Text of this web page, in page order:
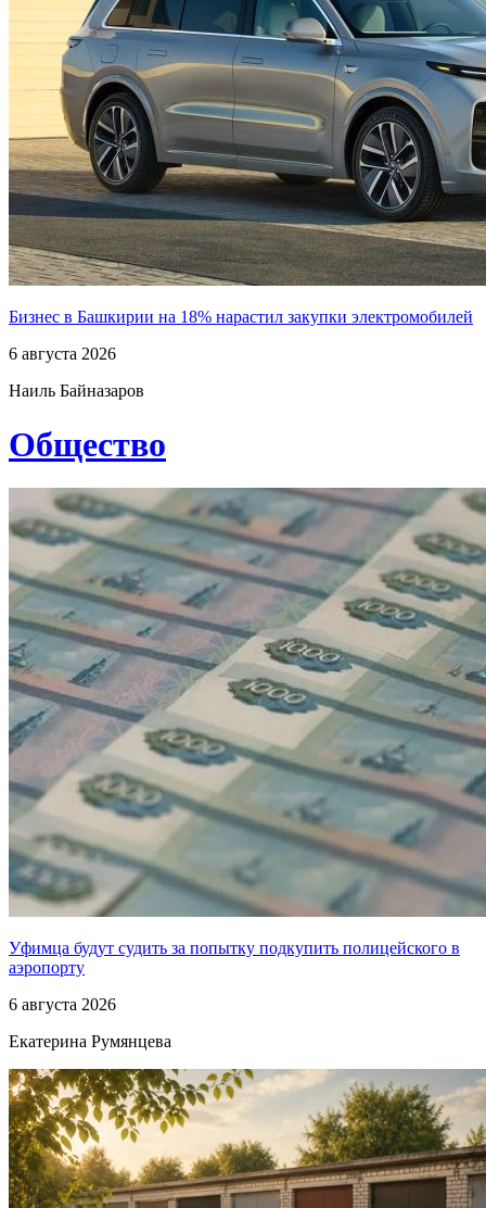
Бизнес в Башкирии на 18% нарастил закупки электромобилей
6 августа 2026
Наиль Байназаров
Общество
Уфимца будут судить за попытку подкупить полицейского в
аэропорту
6 августа 2026
Екатерина Румянцева